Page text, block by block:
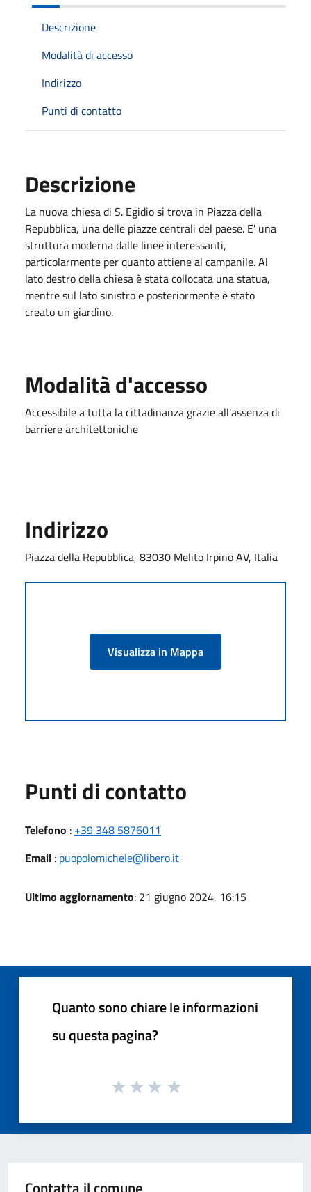
Descrizione
Modalità di accesso
Indirizzo
Punti di contatto
Descrizione
La nuova chiesa di S. Egidio si trova in Piazza della
Repubblica, una delle piazze centrali del paese. E' una
struttura moderna dalle linee interessanti,
particolarmente per quanto attiene al campanile. Al
lato destro della chiesa è stata collocata una statua,
mentre sul lato sinistro e posteriormente è stato
creato un giardino.
Modalità d'accesso
Accessibile a tutta la cittadinanza grazie all'assenza di
barriere architettoniche
Indirizzo
Piazza della Repubblica, 83030 Melito Irpino AV, Italia
Visualizza in Mappa
Punti di contatto
Telefono : +39 348 5876011
Email : puopolomichele@libero.it
Ultimo aggiornamento: 21 giugno 2024, 16:15
Quanto sono chiare le informazioni
su questa pagina?